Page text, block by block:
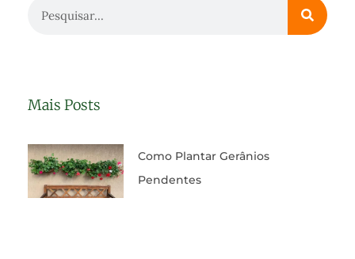
Mais Posts
Como Plantar Gerânios
Pendentes